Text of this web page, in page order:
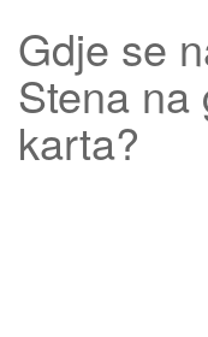
Gdje se
Stena na
karta?